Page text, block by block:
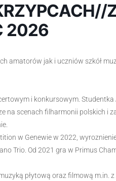
2026
amatorów jak i uczniów szkół
i konkursowym. Studentka
na scenach filharmonii polskich i
w Genewie w 2022,
Trio. Od 2021 gra w Primus
płytową oraz filmową m.in.